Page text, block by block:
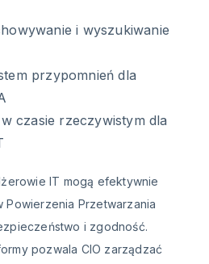
i wyszukiwanie
przypomnień dla
czasie rzeczywistym dla
IT mogą efektywnie
Powierzenia Przetwarzania
i zgodność.
pozwala CIO zarządzać